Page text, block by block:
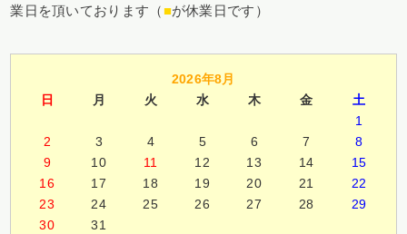
業日を頂いております（■が休業日です）
2026年8月
日
月 火 水 木 金
土
1
2
3 4 5 6 7
8
9
10 11 12 13 14
15
16
17 18 19 20 21
22
23
24 25 26 27 28
29
30
31